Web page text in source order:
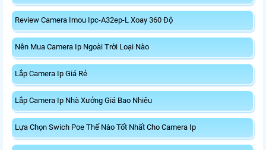
Review Camera Imou Ipc-A32ep-L Xoay 360 Độ
Nên Mua Camera Ip Ngoài Trời Loại Nào
Lắp Camera Ip Giá Rẻ
Lắp Camera Ip Nhà Xưởng Giá Bao Nhiêu
Lựa Chọn Swich Poe Thế Nào Tốt Nhất Cho Camera Ip